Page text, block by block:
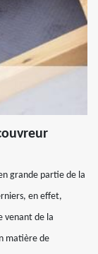
grande partie de la
en effet,
venant de la
matière de